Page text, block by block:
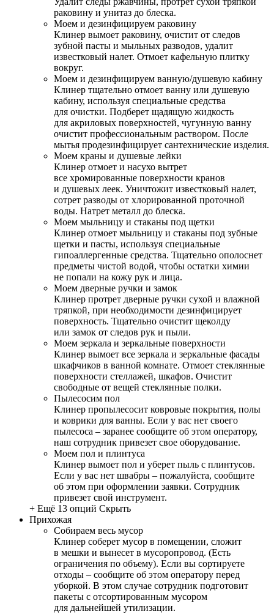
раковину и унитаз до блеска.
Моем и дезинфицируем раковину
Клинер вымоет раковину, очистит от следов
зубной пасты и мыльных разводов, удалит
известковый налет. Отмоет кафельную плитку
вокруг.
Моем и дезинфицируем ванную/душевую кабину
Клинер тщательно отмоет ванну или душевую
кабину, используя специальные средства
для очистки. Подберет щадящую жидкость
для акриловых поверхностей, чугунную ванну
очистит профессиональным раствором. После
мытья продезинфицирует сантехнические изделия.
Моем краны и душевые лейки
Клинер отмоет и насухо вытрет
все хромированные поверхности кранов
и душевых леек. Уничтожит известковый налет,
сотрет разводы от хлорированной проточной
воды. Натрет металл до блеска.
Моем мыльницу и стаканы под щетки
Клинер отмоет мыльницу и стаканы под зубные
щетки и пасты, используя специальные
гипоаллергенные средства. Тщательно ополоснет
предметы чистой водой, чтобы остатки химии
не попали на кожу рук и лица.
Моем дверные ручки и замок
Клинер протрет дверные ручки сухой и влажной
тряпкой, при необходимости дезинфицирует
поверхность. Тщательно очистит щеколду
или замок от следов рук и пыли.
Моем зеркала и зеркальные поверхности
Клинер вымоет все зеркала и зеркальные фасады
шкафчиков в ванной комнате. Отмоет стеклянные
поверхности стеллажей, шкафов. Очистит
свободные от вещей стеклянные полки.
Пылесосим пол
Клинер пропылесосит ковровые покрытия, полы
и коврики для ванны. Если у вас нет своего
пылесоса – заранее сообщите об этом оператору,
наш сотрудник привезет свое оборудование.
Моем пол и плинтуса
Клинер вымоет пол и уберет пыль с плинтусов.
Если у вас нет швабры – пожалуйста, сообщите
об этом при оформлении заявки. Сотрудник
привезет свой инструмент.
+ Ещё 13 опций Скрыть
Прихожая
Собираем весь мусор
Клинер соберет мусор в помещении, сложит
в мешки и вынесет в мусоропровод. (Есть
ограничения по объему). Если вы сортируете
отходы – сообщите об этом оператору перед
уборкой. В этом случае сотрудник подготовит
пакеты с отсортированным мусором
для дальнейшей утилизации.